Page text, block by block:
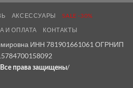
АКСЕССУАРЫ
SALE -30%
И ОПЛАТА
КОНТАКТЫ
ИНН 781901661061 ОГРНИП
Все права защищены/